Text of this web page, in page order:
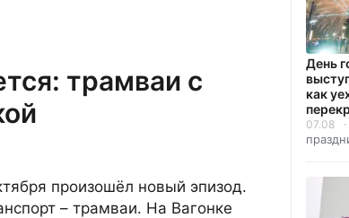
трамваи с
произошёл новый эпизод.
– трамваи. На Вагонке
День
как
07.08